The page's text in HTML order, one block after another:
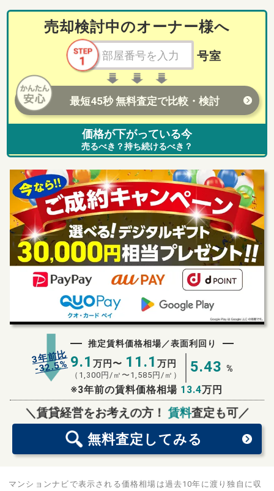
売却検討中のオーナー様へ
号室
最短45秒 無料査定で比較・検討
価格が下がっている今
売るべき？持ち続けるべき？
3年前比
-32.5%
推定賃料価格相場／表面利回り
9.1 万円〜 11.1 万円
（ 1,300 円/㎡〜 1,585 円/㎡） 5.43 %
※3年前の賃料価格相場 13.4万円
＼賃貸経営をお考えの方！賃料査定も可／
無料査定 してみる
無料査定スタート！
マンションナビで表示される価格相場は過去10年に渡り独自に収